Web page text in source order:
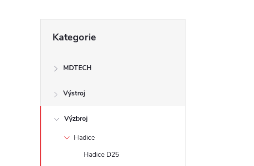
t
kategorie
Kategorie
MDTECH
Výstroj
Výzbroj
Hadice
Hadice D25